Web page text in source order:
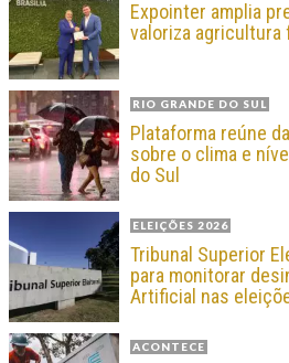
Expointer amplia
valoriza agricultura
RIO GRANDE DO SUL
Plataforma reúne
sobre o clima e
do Sul
ELEIÇÕES 2026
Tribunal Superior
para monitorar
Artificial nas
ACONTECE